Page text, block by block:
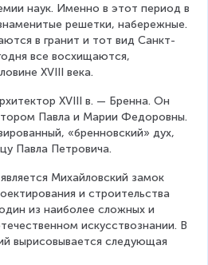
наук. Именно в этот период в
решетки, набережные.
в гранит и тот вид Санкт-
все восхищаются,
XVIII века.
XVIII в. — Бренна. Он
Павла и Марии Федоровны.
«бренновский» дух,
Павла Петровича.
Михайловский замок
и строительства
из наиболее сложных и
искусствознании. В
вырисовывается следующая